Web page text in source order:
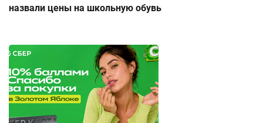
назвали цены на школьную обувь